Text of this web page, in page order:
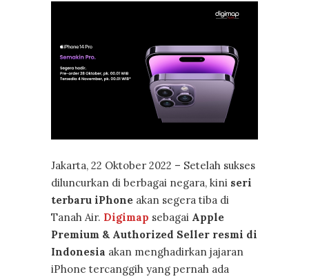
Jakarta, 22 Oktober 2022 – Setelah sukses
diluncurkan di berbagai negara, kini seri
terbaru iPhone akan segera tiba di
Tanah Air. Digimap sebagai Apple
Premium & Authorized Seller resmi di
Indonesia akan menghadirkan jajaran
iPhone tercanggih yang pernah ada